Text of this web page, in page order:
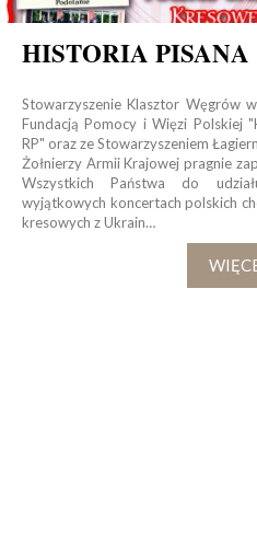
tel.
e-mail: rkosk@op.pl;
59 9236
Stowarzyszenie Klasztor Węgrów
Fundacją Pomocy i Więzi Polskiej
RP" oraz ze Stowarzyszeniem
Żołnierzy Armii Krajowej pragnie
Wszystkich Państwa do
wyjątkowych koncertach polskich
kresowych z Ukrain…